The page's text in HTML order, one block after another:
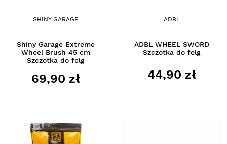
SHINY GARAGE
Shiny Garage Extreme
Wheel Brush 45 cm
Szczotka do felg
69,90 zł
ADBL
ADBL WHEEL SWORD
Szczotka do felg
44,90 zł